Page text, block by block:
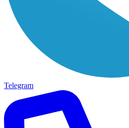
Telegram